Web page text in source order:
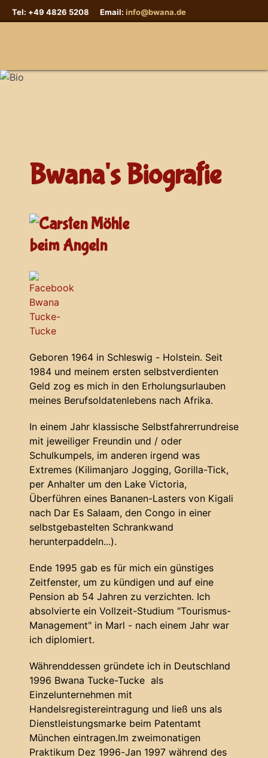
Tel: +49 4826 5208 Email: info@bwana.de
Sprache auswählen
Bwana's Biografie
Geboren 1964 in Schleswig - Holstein. Seit
1984 und meinem ersten selbstverdienten
Geld zog es mich in den Erholungsurlauben
meines Berufsoldatenlebens nach Afrika.
In einem Jahr klassische Selbstfahrerrundreise
mit jeweiliger Freundin und / oder
Schulkumpels, im anderen irgend was
Extremes (Kilimanjaro Jogging, Gorilla-Tick,
per Anhalter um den Lake Victoria,
Überführen eines Bananen-Lasters von Kigali
nach Dar Es Salaam, den Congo in einer
selbstgebastelten Schrankwand
herunterpaddeln...).
Ende 1995 gab es für mich ein günstiges
Zeitfenster, um zu kündigen und auf eine
Pension ab 54 Jahren zu verzichten. Ich
absolvierte ein Vollzeit-Studium "Tourismus-
Management" in Marl - nach einem Jahr war
ich diplomiert.
Währenddessen gründete ich in Deutschland
1996 Bwana Tucke-Tucke als
Einzelunternehmen mit
Handelsregistereintragung und ließ uns als
Dienstleistungsmarke beim Patentamt
München eintragen.Im zweimonatigen
Praktikum Dez 1996-Jan 1997 während des